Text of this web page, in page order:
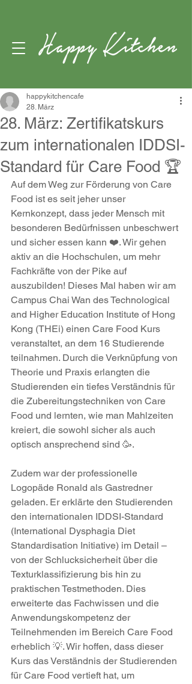
28. März: Zertifikatskurs
zum internationalen IDDSI-
Standard für Care Food 🏆
happykitchencafe
28. März
Auf dem Weg zur Förderung von Care
Food ist es seit jeher unser
Kernkonzept, dass jeder Mensch mit
besonderen Bedürfnissen unbeschwert
und sicher essen kann ❤️. Wir gehen
aktiv an die Hochschulen, um mehr
Fachkräfte von der Pike auf
auszubilden! Dieses Mal haben wir am
Campus Chai Wan des Technological
and Higher Education Institute of Hong
Kong (THEi) einen Care Food Kurs
veranstaltet, an dem 16 Studierende
teilnahmen. Durch die Verknüpfung von
Theorie und Praxis erlangten die
Studierenden ein tiefes Verständnis für
die Zubereitungstechniken von Care
Food und lernten, wie man Mahlzeiten
kreiert, die sowohl sicher als auch
optisch ansprechend sind 🥳.
Zudem war der professionelle
Logopäde Ronald als Gastredner
geladen. Er erklärte den Studierenden
den internationalen IDDSI-Standard
(International Dysphagia Diet
Standardisation Initiative) im Detail –
von der Schlucksicherheit über die
Texturklassifizierung bis hin zu
praktischen Testmethoden. Dies
erweiterte das Fachwissen und die
Anwendungskompetenz der
Teilnehmenden im Bereich Care Food
erheblich 💡. Wir hoffen, dass dieser
Kurs das Verständnis der Studierenden
für Care Food vertieft hat, um